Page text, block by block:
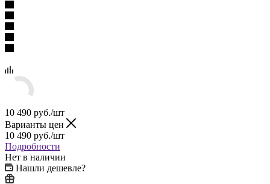
10 490 руб./шт
Варианты цен
10 490 руб./шт
Подробности
Нет в наличии
Нашли дешевле?